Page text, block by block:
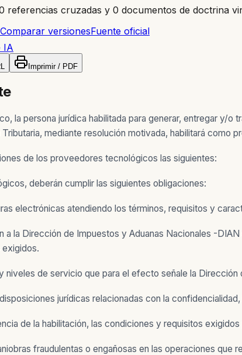
referencias cruzadas y 0 documentos de doctrina
Comparar versionesFuente oficial
IA
Imprimir / PDF
la persona jurídica habilitada para generar, entregar y/
Tributaria, mediante resolución motivada, habilitará
de los proveedores tecnológicos las siguientes:
deberán cumplir las siguientes obligaciones:
electrónicas atendiendo los términos, requisitos y
a la Dirección de Impuestos y Aduanas Nacionales -
niveles de servicio que para el efecto señale la
jurídicas relacionadas con la
de la habilitación, las condiciones y requisitos
fraudulentas o engañosas en las operaciones